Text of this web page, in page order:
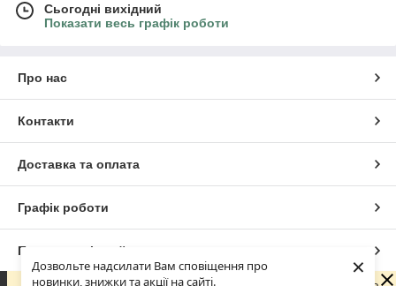
Дозвольте надсилати Вам сповіщення про
новинки, знижки та акції на сайті.
×
Сьогодні вихідний
Показати весь графік роботи
Про нас
Контакти
Доставка та оплата
Графік роботи
Повна версія сайту